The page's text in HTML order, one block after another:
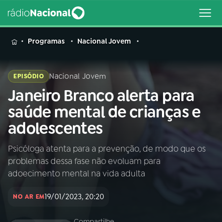
MENU
Buscar
na
Rádio
Nacional
Buscar
AO VIVO
Programas Nacional Jovem
EPISÓDIO Nacional Jovem
Janeiro Branco alerta para
saúde mental de crianças e
adolescentes
Psicóloga atenta para a prevenção, de modo que os
problemas dessa fase não evoluam para
adoecimento mental na vida adulta
NO AR EM19/01/2023, 20:20